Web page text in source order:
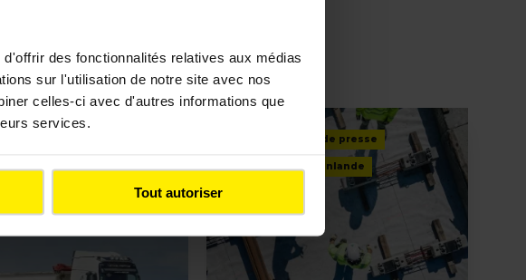
des fonctionnalités relatives aux médias
sur l'utilisation de notre site avec nos
celles-ci avec d'autres informations que
services.
Tout autoriser
Communiqué de presse
Finlande